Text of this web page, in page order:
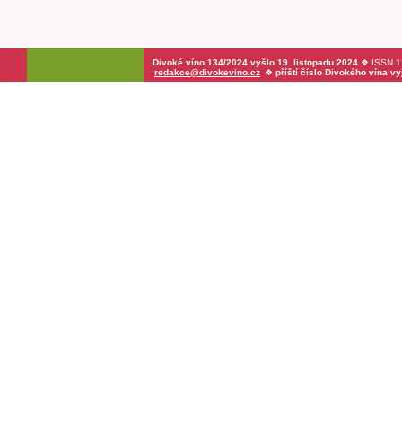
Divoké víno 134/2024 vyšlo 19. listopadu 2024 ❖ ISSN
redakce@divokevino.cz ❖ příští číslo Divokého vína